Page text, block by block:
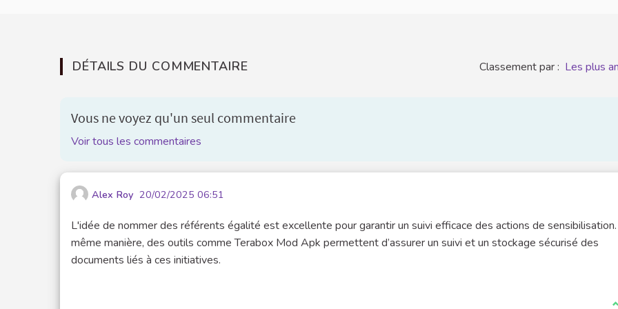
DÉTAILS DU COMMENTAIRE Classement par : Les plus
Vous ne voyez qu'un seul commentaire
Voir tous les commentaires
Alex Roy 20/02/2025 06:51
L'idée de nommer des référents égalité est excellente pour garantir un suivi efficace des actions de
même manière, des outils comme Terabox Mod Apk permettent d’assurer un suivi et un stockage sécurisé des
documents liés à ces initiatives.